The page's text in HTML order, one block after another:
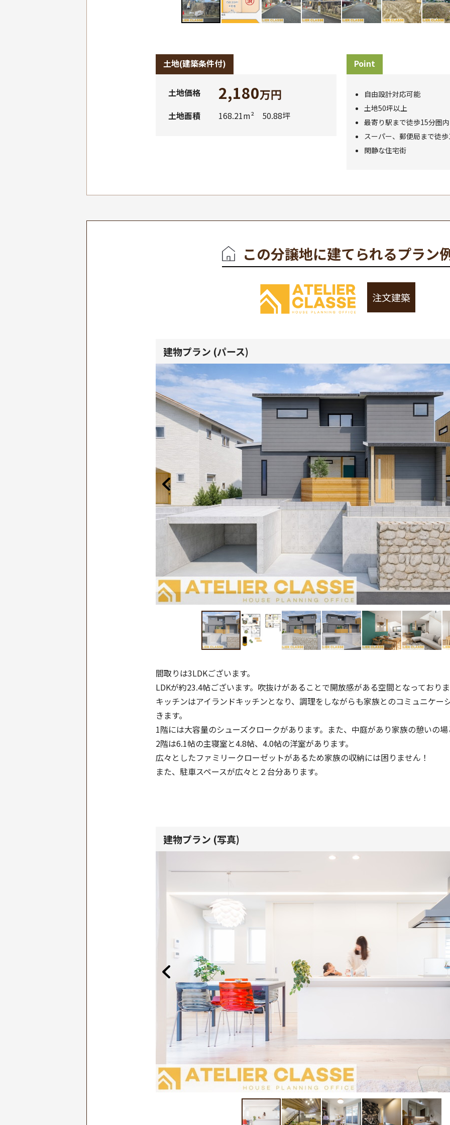
土地(建築条件付)
土地価格 2,180万円
土地面積 168.21m² 50.88坪
Point
自由設計対応可能
土地50坪以上
最寄り駅まで徒歩15分圏内
スーパー、郵便局まで徒
閑静な住宅街
この分譲地に建てられるプラン
注文建築
建物プラン (パース)
間取りは3LDKございます。
LDKが約23.4帖ございます。吹抜けがあることで開放感がある空間となっており
キッチンはアイランドキッチンとなり、調理をしながらも家族とのコミュニケー
きます。
1階には大容量のシューズクロークがあります。また、中庭があり家族の憩いの
2階は6.1帖の主寝室と4.8帖、4.0帖の洋室があります。
広々としたファミリークローゼットがあるため家族の収納には困りません！
また、駐車スペースが広々と２台分あります。
建物プラン (写真)